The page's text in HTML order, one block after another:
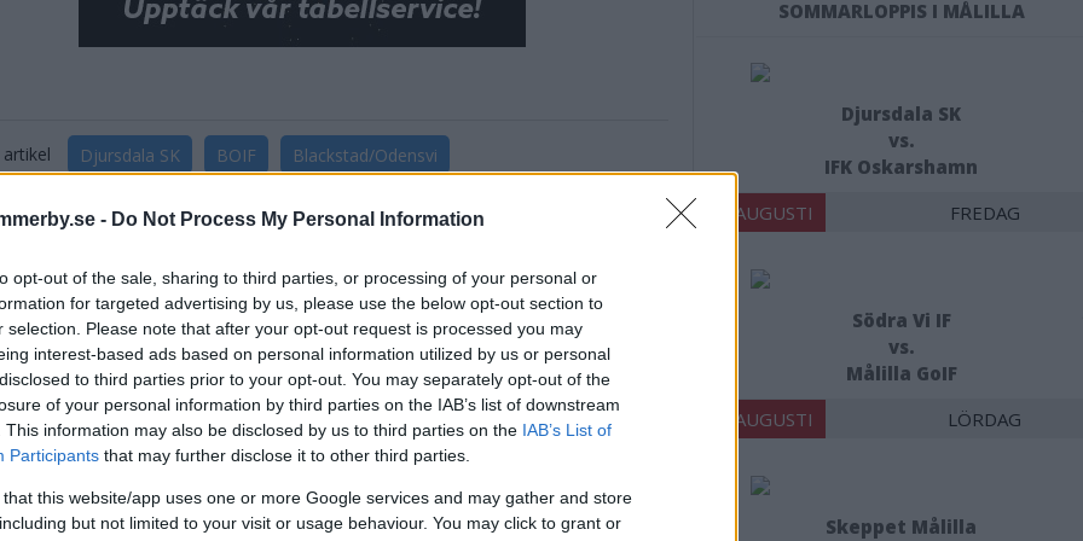
- Do Not Process My Personal Information
opt-out of the sale, sharing to third parties, or processing of your personal or
for targeted advertising by us, please use the below opt-out section to
selection. Please note that after your opt-out request is processed you may
interest-based ads based on personal information utilized by us or personal
to third parties prior to your opt-out. You may separately opt-out of the
of your personal information by third parties on the IAB’s list of downstream
This information may also be disclosed by us to third parties on the IAB’s List of
Participants that may further disclose it to other third parties.
that this website/app uses one or more Google services and may gather and store
but not limited to your visit or usage behaviour. You may click to grant or
Djursdala SK BOIF Blackstad/Odensvi
DELA PÅ FACEBOOK DELA PÅ X
inlägg
värvar från HT inför hösten
SOMMARLOPPIS I MÅLILLA
Djursdala SK
vs.
IFK Oskarshamn
14 AUGUSTI FREDAG
Södra Vi IF
vs.
Målilla GoIF
15 AUGUSTI LÖRDAG
Skeppet Målilla